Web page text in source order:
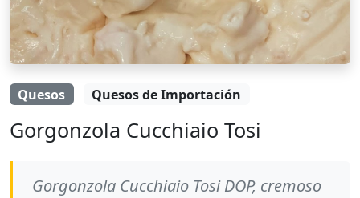
Quesos Quesos de Importación
Gorgonzola Cucchiaio Tosi
Gorgonzola Cucchiaio Tosi DOP, cremoso